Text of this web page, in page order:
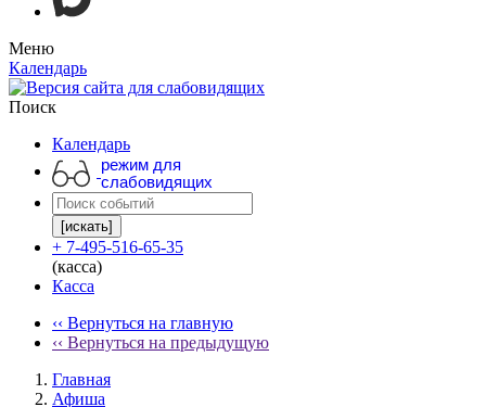
Меню
Календарь
Поиск
Календарь
режим для
слабовидящих
[искать]
+ 7-495-516-65-35
(касса)
Касса
‹‹ Вернуться на главную
‹‹ Вернуться на предыдущую
Главная
Афиша